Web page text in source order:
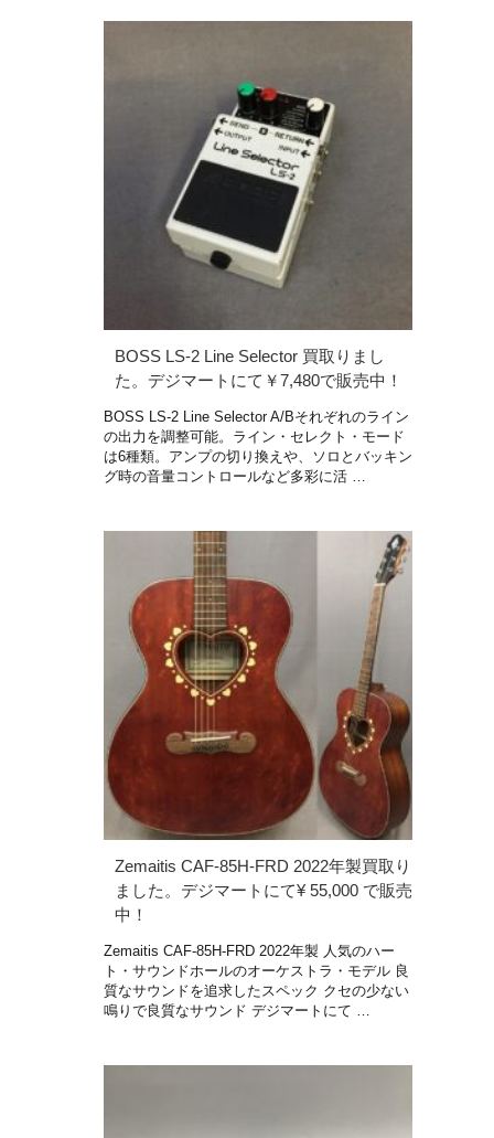
BOSS LS-2 Line Selector 買取りまし
た。デジマートにて￥7,480で販売中！
BOSS LS-2 Line Selector A/Bそれぞれのライン
の出力を調整可能。ライン・セレクト・モード
は6種類。アンプの切り換えや、ソロとバッキン
グ時の音量コントロールなど多彩に活 …
Zemaitis CAF-85H-FRD 2022年製買取り
ました。デジマートにて¥ 55,000 で販売
中！
Zemaitis CAF-85H-FRD 2022年製 人気のハー
ト・サウンドホールのオーケストラ・モデル 良
質なサウンドを追求したスペック クセの少ない
鳴りで良質なサウンド デジマートにて …